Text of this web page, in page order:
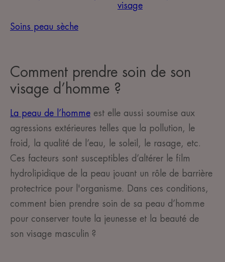
visage
Soins peau sèche
Comment prendre soin de son
visage d’homme ?
La peau de l’homme est elle aussi soumise aux
agressions extérieures telles que la pollution, le
froid, la qualité de l’eau, le soleil, le rasage, etc.
Ces facteurs sont susceptibles d’altérer le film
hydrolipidique de la peau jouant un rôle de barrière
protectrice pour l'organisme. Dans ces conditions,
comment bien prendre soin de sa peau d’homme
pour conserver toute la jeunesse et la beauté de
son visage masculin ?